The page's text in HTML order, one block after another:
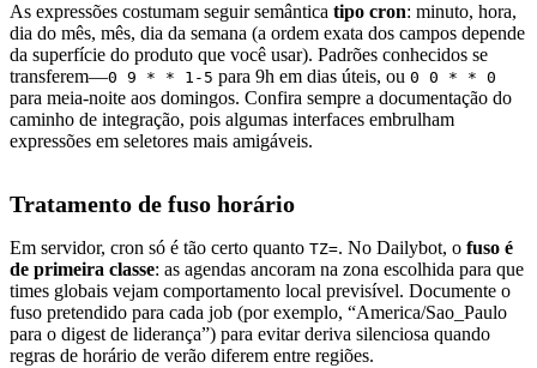
As expressões costumam seguir semântica tipo cron: minuto, hora,
dia do mês, mês, dia da semana (a ordem exata dos campos depende
da superfície do produto que você usar). Padrões conhecidos se
transferem—0 9 * * 1-5 para 9h em dias úteis, ou 0 0 * * 0
para meia-noite aos domingos. Confira sempre a documentação do
caminho de integração, pois algumas interfaces embrulham
expressões em seletores mais amigáveis.
Tratamento de fuso horário
Em servidor, cron só é tão certo quanto TZ=. No Dailybot, o fuso é
de primeira classe: as agendas ancoram na zona escolhida para que
times globais vejam comportamento local previsível. Documente o
fuso pretendido para cada job (por exemplo, “America/Sao_Paulo
para o digest de liderança”) para evitar deriva silenciosa quando
regras de horário de verão diferem entre regiões.